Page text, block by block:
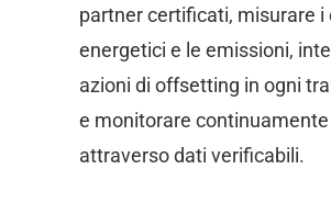
partner certificati, misurare i
energetici e le emissioni,
azioni di offsetting in ogni
e monitorare
attraverso dati verificabili.